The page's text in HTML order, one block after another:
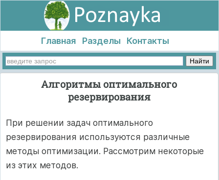
Главная Разделы Контакты
Алгоритмы оптимального
резервирования
При решении задач оптимального
резервирования используются различные
методы оптимизации. Рассмотрим некоторые
из этих методов.